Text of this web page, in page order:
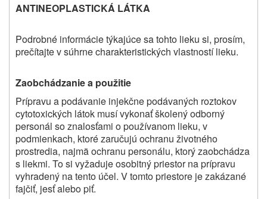
ANTINEOPLASTICKÁ LÁTKA
Podrobné informácie týkajúce sa tohto lieku si, prosím,
prečítajte v súhrne charakteristických vlastností lieku.
Zaobchádzanie a použitie
Prípravu a podávanie injekčne podávaných roztokov
cytotoxických látok musí vykonať školený odborný
personál so znalosťami o používanom lieku, v
podmienkach, ktoré zaručujú ochranu životného
prostredia, najmä ochranu personálu, ktorý zaobchádza
s liekmi. To si vyžaduje osobitný priestor na prípravu
vyhradený na tento účel. V tomto priestore je zakázané
fajčiť, jesť alebo piť.